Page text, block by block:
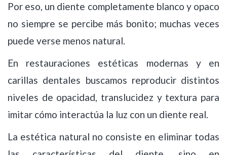
Por eso, un diente completamente blanco y opaco
no siempre se percibe más bonito; muchas veces
puede verse menos natural.
En restauraciones estéticas modernas y en
carillas dentales buscamos reproducir distintos
niveles de opacidad, translucidez y textura para
imitar cómo interactúa la luz con un diente real.
La estética natural no consiste en eliminar todas